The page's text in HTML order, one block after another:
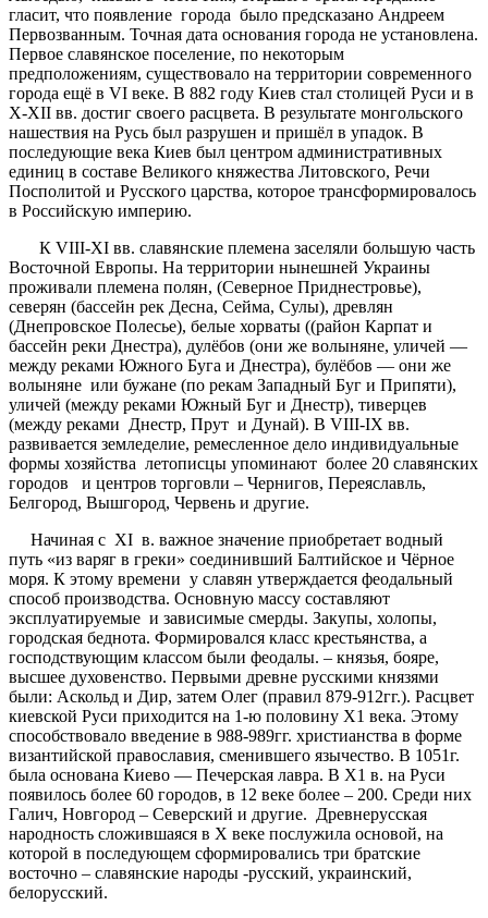
гласит, что появление города было предсказано Андреем
Первозванным. Точная дата основания города не установлена.
Первое славянское поселение, по некоторым
предположениям, существовало на территории современного
города ещё в VI веке. В 882 году Киев стал столицей Руси и в
X-XII вв. достиг своего расцвета. В результате монгольского
нашествия на Русь был разрушен и пришёл в упадок. В
последующие века Киев был центром административных
единиц в составе Великого княжества Литовского, Речи
Посполитой и Русского царства, которое трансформировалось
в Российскую империю.
К VIII-ХI вв. славянские племена заселяли большую часть
Восточной Европы. На территории нынешней Украины
проживали племена полян, (Северное Приднестровье),
северян (бассейн рек Десна, Сейма, Сулы), древлян
(Днепровское Полесье), белые хорваты ((район Карпат и
бассейн реки Днестра), дулёбов (они же волыняне, уличей —
между реками Южного Буга и Днестра), булёбов — они же
волыняне или бужане (по рекам Западный Буг и Припяти),
уличей (между реками Южный Буг и Днестр), тиверцев
(между реками Днестр, Прут и Дунай). В VIII-IХ вв.
развивается земледелие, ремесленное дело индивидуальные
формы хозяйства летописцы упоминают более 20 славянских
городов и центров торговли – Чернигов, Переяславль,
Белгород, Вышгород, Червень и другие.
Начиная с ХI в. важное значение приобретает водный
путь «из варяг в греки» соединивший Балтийское и Чёрное
моря. К этому времени у славян утверждается феодальный
способ производства. Основную массу составляют
эксплуатируемые и зависимые смерды. Закупы, холопы,
городская беднота. Формировался класс крестьянства, а
господствующим классом были феодалы. – князья, бояре,
высшее духовенство. Первыми древне русскими князями
были: Аскольд и Дир, затем Олег (правил 879-912гг.). Расцвет
киевской Руси приходится на 1-ю половину Х1 века. Этому
способствовало введение в 988-989гг. христианства в форме
византийской православия, сменившего язычество. В 1051г.
была основана Киево — Печерская лавра. В Х1 в. на Руси
появилось более 60 городов, в 12 веке более – 200. Среди них
Галич, Новгород – Северский и другие. Древнерусская
народность сложившаяся в Х веке послужила основой, на
которой в последующем сформировались три братские
восточно – славянские народы -русский, украинский,
белорусский.